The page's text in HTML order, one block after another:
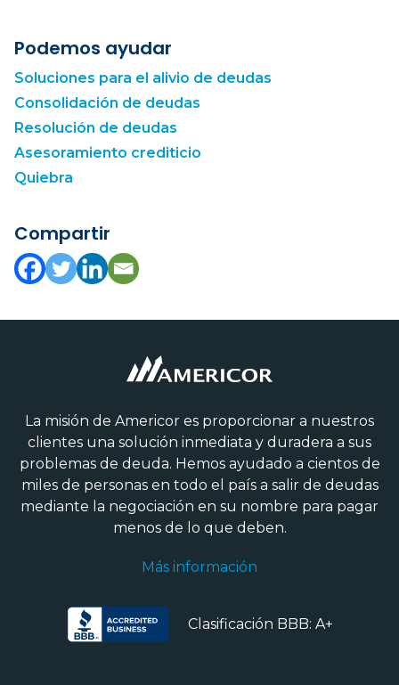
Podemos ayudar
Soluciones para el alivio de deudas
Consolidación de deudas
Resolución de deudas
Asesoramiento crediticio
Quiebra
Compartir
La misión de Americor es proporcionar a nuestros
clientes una solución inmediata y duradera a sus
problemas de deuda. Hemos ayudado a cientos de
miles de personas en todo el país a salir de deudas
mediante la negociación en su nombre para pagar
menos de lo que deben.
Más información
Clasificación BBB: A+